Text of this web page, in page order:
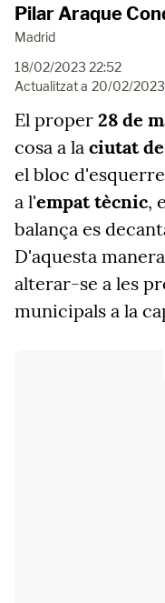
Pilar Araque
Madrid
18/02/2023 22:52
Actualitzat a 20/02/
El proper 28 de
cosa a la ciutat
el bloc
a l'empat tècnic,
balança es
D'aquesta
alterar-se a les
municipals a la